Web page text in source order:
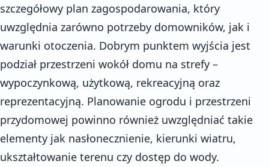
szczegółowy plan zagospodarowania, który
uwzględnia zarówno potrzeby domowników, jak i
warunki otoczenia. Dobrym punktem wyjścia jest
podział przestrzeni wokół domu na strefy –
wypoczynkową, użytkową, rekreacyjną oraz
reprezentacyjną. Planowanie ogrodu i przestrzeni
przydomowej powinno również uwzględniać takie
elementy jak nasłonecznienie, kierunki wiatru,
ukształtowanie terenu czy dostęp do wody.